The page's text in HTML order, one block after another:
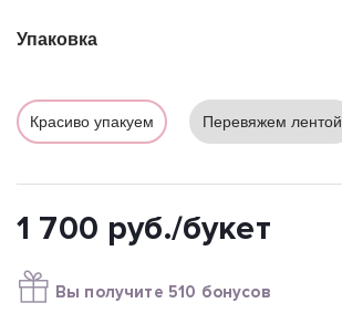
Упаковка
Красиво упакуем Перевяжем лентой
1 700 руб./букет
Вы получите 510 бонусов